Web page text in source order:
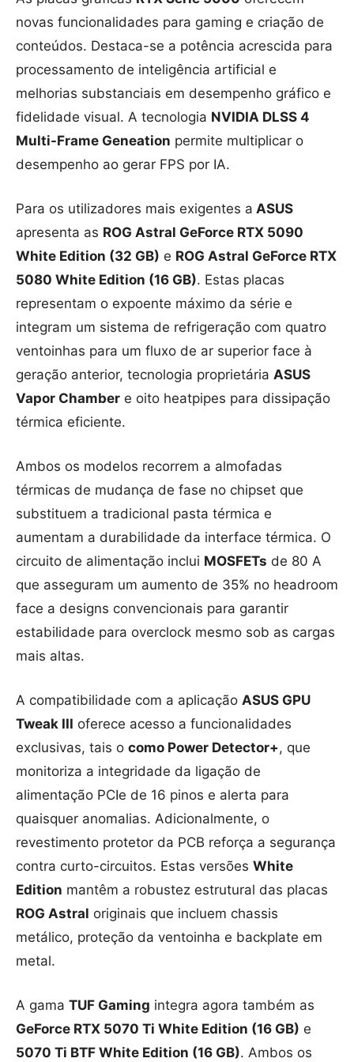
novas funcionalidades para gaming e criação de
conteúdos. Destaca-se a potência acrescida para
processamento de inteligência artificial e
melhorias substanciais em desempenho gráfico e
fidelidade visual. A tecnologia NVIDIA DLSS 4
Multi-Frame Geneation permite multiplicar o
desempenho ao gerar FPS por IA.
Para os utilizadores mais exigentes a ASUS
apresenta as ROG Astral GeForce RTX 5090
White Edition (32 GB) e ROG Astral GeForce RTX
5080 White Edition (16 GB). Estas placas
representam o expoente máximo da série e
integram um sistema de refrigeração com quatro
ventoinhas para um fluxo de ar superior face à
geração anterior, tecnologia proprietária ASUS
Vapor Chamber e oito heatpipes para dissipação
térmica eficiente.
Ambos os modelos recorrem a almofadas
térmicas de mudança de fase no chipset que
substituem a tradicional pasta térmica e
aumentam a durabilidade da interface térmica. O
circuito de alimentação inclui MOSFETs de 80 A
que asseguram um aumento de 35% no headroom
face a designs convencionais para garantir
estabilidade para overclock mesmo sob as cargas
mais altas.
A compatibilidade com a aplicação ASUS GPU
Tweak III oferece acesso a funcionalidades
exclusivas, tais o como Power Detector+, que
monitoriza a integridade da ligação de
alimentação PCIe de 16 pinos e alerta para
quaisquer anomalias. Adicionalmente, o
revestimento protetor da PCB reforça a segurança
contra curto-circuitos. Estas versões White
Edition mantêm a robustez estrutural das placas
ROG Astral originais que incluem chassis
metálico, proteção da ventoinha e backplate em
metal.
A gama TUF Gaming integra agora também as
GeForce RTX 5070 Ti White Edition (16 GB) e
5070 Ti BTF White Edition (16 GB). Ambos os